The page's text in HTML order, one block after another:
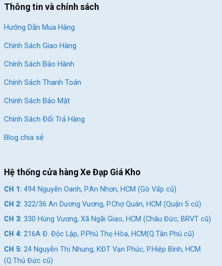
Thông tin và chính sách
Hướng Dẫn Mua Hàng
Chính Sách Giao Hàng
Chính Sách Bảo Hành
Chính Sách Thanh Toán
Chính Sách Bảo Mật
Chính Sách Đổi Trả Hàng
Blog chia sẻ
Hệ thống cửa hàng Xe Đạp Giá Kho
CH 1: 494 Nguyễn Oanh, P.An Nhơn, HCM (Gò Vấp cũ)
CH 2: 322/36 An Dương Vương, P.Chợ Quán, HCM (Quận 5 cũ)
CH 3: 330 Hùng Vương, Xã Ngãi Giao, HCM (Châu Đức, BRVT cũ)
CH 4: 216A Đ. Độc Lập, P.Phú Thọ Hòa, HCM(Q.Tân Phú cũ)
CH 5: 24 Nguyễn Thị Nhung, KĐT Vạn Phúc, P.Hiệp Bình, HCM
(Q.Thủ Đức cũ)